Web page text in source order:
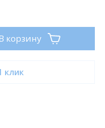
корзину
клик